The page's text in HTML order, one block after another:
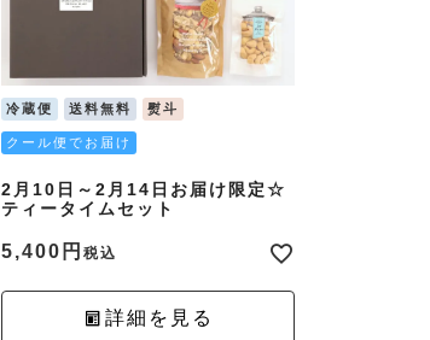
冷蔵便 送料無料 熨斗
クール便でお届け
2月10日～2月14日お届け限定☆
ティータイムセット
5,400 税込
詳細を見る